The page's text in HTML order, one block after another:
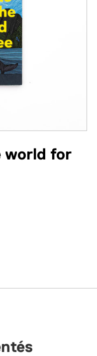
world for